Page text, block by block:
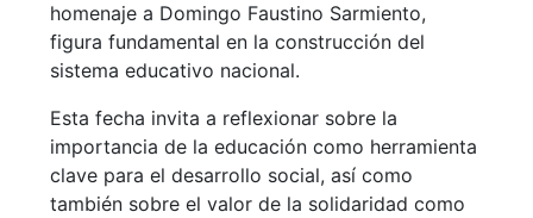
homenaje a Domingo Faustino Sarmiento,
figura fundamental en la construcción del
sistema educativo nacional.
Esta fecha invita a reflexionar sobre la
importancia de la educación como herramienta
clave para el desarrollo social, así como
también sobre el valor de la solidaridad como